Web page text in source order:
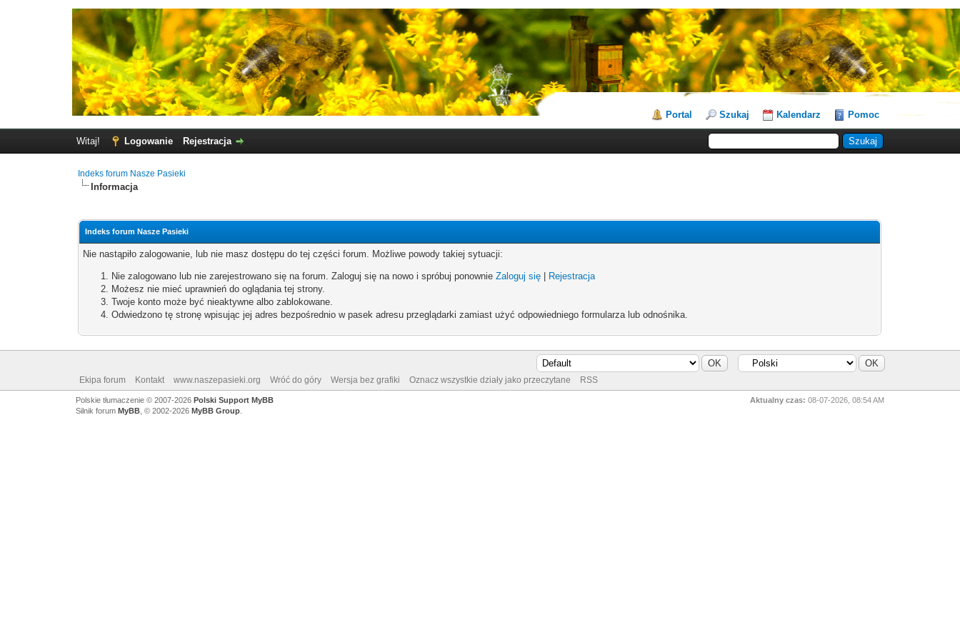
Portal Szukaj Kalendarz Pomoc
Witaj! Logowanie Rejestracja
Indeks forum Nasze Pasieki
Informacja
Indeks forum Nasze Pasieki
Nie nastąpiło zalogowanie, lub nie masz dostępu do tej części forum. Możliwe powody takiej sytuacji:
Nie zalogowano lub nie zarejestrowano się na forum. Zaloguj się na nowo i spróbuj ponownieZaloguj się
Rejestracja
Możesz nie mieć uprawnień do oglądania tej strony.
Twoje konto może być nieaktywne albo zablokowane.
Odwiedzono tę stronę wpisując jej adres bezpośrednio w pasek adresu przeglądarki zamiast użyć odpowiedniego formularza lub odnośnika.
Ekipa forum Kontakt www.naszepasieki.org Wróć do góry Wersja bez grafiki Oznacz wszystkie działy jako przeczytane RSS
Aktualny czas: 08-07-2026, 08:54 AM
Polskie tłumaczenie © 2007-2026 Polski Support MyBB
Silnik forum MyBB, © 2002-2026 MyBB Group.